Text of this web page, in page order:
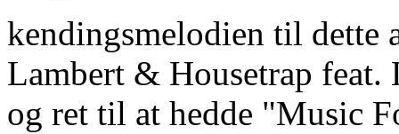
kendingsmelodien til dette
Lambert & Housetrap feat.
og ret til at hedde "Music